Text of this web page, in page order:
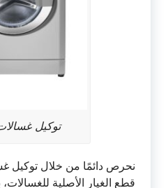
توكيل
نحرص دائمًا من خلال توكيل
قطع الغيار الأصلية